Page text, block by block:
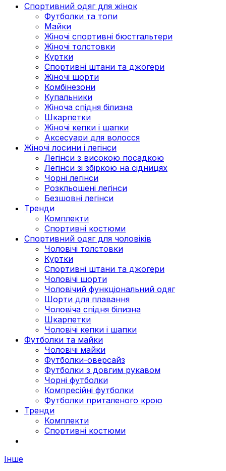
Спортивний одяг для жінок
Футболки та топи
Майки
Жіночі спортивні бюстгальтери
Жіночі толстовки
Куртки
Спортивні штани та джогери
Жіночі шорти
Комбінезони
Купальники
Жіноча спідня білизна
Шкарпетки
Жіночі кепки і шапки
Аксесуари для волосся
Жіночі лосини і легінси
Легінси з високою посадкою
Легінси зі збіркою на сідницях
Чорні легінси
Розкльошені легінси
Безшовні легінси
Тренди
Комплекти
Спортивні костюми
Спортивний одяг для чоловіків
Чоловічі толстовки
Куртки
Спортивні штани та джогери
Чоловічі шорти
Чоловічий функціональний одяг
Шорти для плавання
Чоловіча спідня білизна
Шкарпетки
Чоловічі кепки і шапки
Футболки та майки
Чоловічі майки
Футболки-оверсайз
Футболки з довгим рукавом
Чорні футболки
Компресійні футболки
Футболки приталеного крою
Тренди
Комплекти
Спортивні костюми
Інше